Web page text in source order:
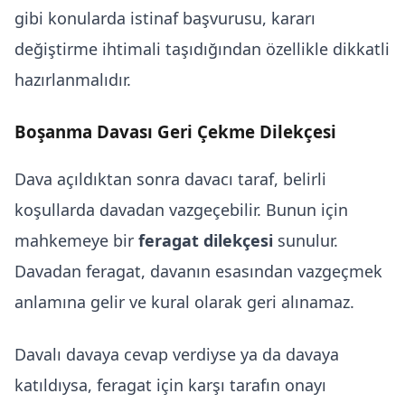
gibi konularda istinaf başvurusu, kararı
değiştirme ihtimali taşıdığından özellikle dikkatli
hazırlanmalıdır.
Boşanma Davası Geri Çekme Dilekçesi
Dava açıldıktan sonra davacı taraf, belirli
koşullarda davadan vazgeçebilir. Bunun için
mahkemeye bir feragat dilekçesi sunulur.
Davadan feragat, davanın esasından vazgeçmek
anlamına gelir ve kural olarak geri alınamaz.
Davalı davaya cevap verdiyse ya da davaya
katıldıysa, feragat için karşı tarafın onayı